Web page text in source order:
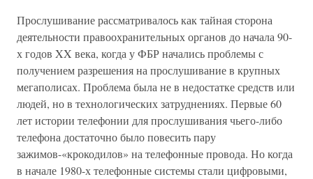
Прослушивание рассматривалось как тайная сторона
деятельности правоохранительных органов до начала 90-
х годов XX века, когда у ФБР начались проблемы с
получением разрешения на прослушивание в крупных
мегаполисах. Проблема была не в недостатке средств или
людей, но в технологических затруднениях. Первые 60
лет истории телефонии для прослушивания чьего-либо
телефона достаточно было повесить пару
зажимов-«крокодилов» на телефонные провода. Но когда
в начале 1980-х телефонные системы стали цифровыми,